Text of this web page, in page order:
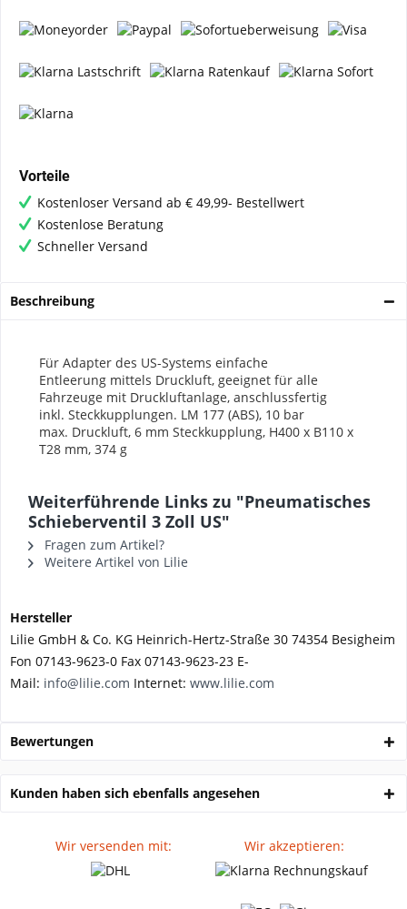
Vorteile
Kostenloser Versand ab € 49,99- Bestellwert
Kostenlose Beratung
Schneller Versand
Beschreibung
Für Adapter des US-Systems einfache
Entleerung mittels Druckluft, geeignet für alle
Fahrzeuge mit Druckluftanlage, anschlussfertig
inkl. Steckkupplungen. LM 177 (ABS), 10 bar
max. Druckluft, 6 mm Steckkupplung, H400 x B110 x
T28 mm, 374 g
Weiterführende Links zu "Pneumatisches
Schieberventil 3 Zoll US"
Fragen zum Artikel?
Weitere Artikel von Lilie
Hersteller
Lilie GmbH & Co. KG Heinrich-Hertz-Straße 30 74354 Besigheim
Fon 07143-9623-0 Fax 07143-9623-23 E-
Mail: info@lilie.com Internet: www.lilie.com
Bewertungen
Kunden haben sich ebenfalls angesehen
Wir versenden mit: Wir akzeptieren: